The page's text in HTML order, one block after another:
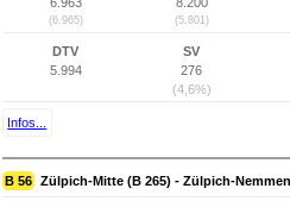
(6.965) (5.801)
DTV
5.994
SV
276
(4,6%)
Infos...
B 56 Zülpich-Mitte (B 265) - Zülpich-